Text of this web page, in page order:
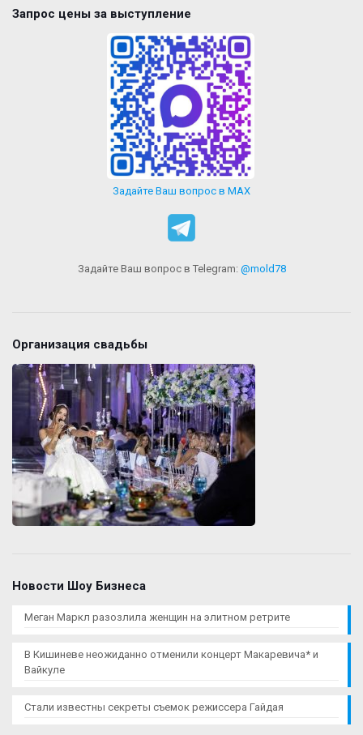
Запрос цены за выступление
Задайте Ваш вопрос в MAX
Задайте Ваш вопрос в Telegram: @mold78
Организация свадьбы
Новости Шоу Бизнеса
Меган Маркл разозлила женщин на элитном ретрите
В Кишиневе неожиданно отменили концерт Макаревича* и
Вайкуле
Стали известны секреты съемок режиссера Гайдая